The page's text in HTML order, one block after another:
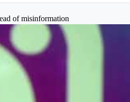
of misinformation